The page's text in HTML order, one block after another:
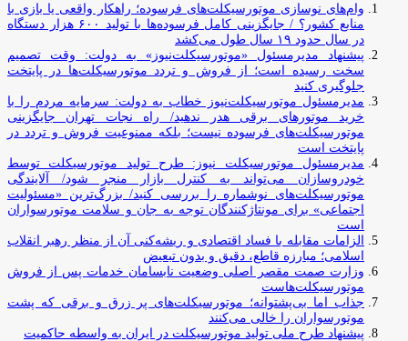
وام‌های نوسازی موتورسیکلت‌های فرسوده؛ راهکار واقعی یا بازی با
منابع کشور؟ / جایگزینی کامل فرسوده‌ها با تولید ۶۰۰ هزار دستگاه
در سال حدود ۱۹ سال طول می‌کشد
پیشنهاد مدیرمسئول «موتورسیکلت‌نیوز» به دولت: وقت تصمیم
سخت رسیده است؛ از فروش و تردد موتورسیکلت‌ها در پایتخت
جلوگیری کنید
مدیرمسئول موتورسیکلت‌نیوز خطاب به دولت: سرمایه مردم را با
خرید موتورهای برقی هدر ندهید/ راه نجات تهران جایگزینی
موتورسیکلت‌های فرسوده نیست؛ بلکه ممنوعیت فروش و تردد در
پایتخت است
مدیرمسئول موتورسیکلت نیوز: طرح تولید موتورسیکلت توسط
خودروسازان می‌تواند به کنترل بازار منجر شود/ آلایندگی
موتورسیکلت‌های نوشماره را بررسی کنید/ بزرگ‌ترین «مسئولیت
اجتماعی» برای مونتاژکنندگان توجه به جان و سلامت موتورسواران
است
الزامات مقابله با فساد اقتصادی و ریشه‌کنی آن از منظر رهبر انقلاب
اسلامی؛ مبارزه قاطع، دقیق و بدون تبعیض
وزارت صمت مقصر اصلی وضعیت نابسامان خدمات پس از فروش
موتورسیکلت‌هاست
جذاب اما بی‌پشتوانه؛ موتورسیکلت‌های پر زرق‌ و برقی که پشت
موتورسواران را خالی می‌کنند
پیشنهاد طرح ملی تولید موتورسیکلت در ایران به واسطه حاکمیت